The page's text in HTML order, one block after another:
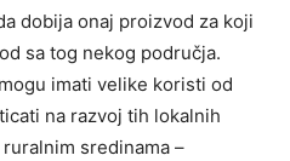
dobija onaj proizvod za koji
sa tog nekog područja.
imati velike koristi od
na razvoj tih lokalnih
sredinama –